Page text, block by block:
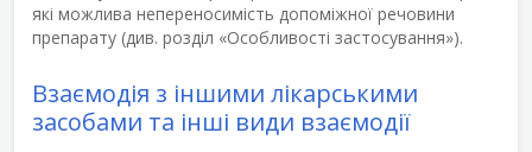
які можлива непереносимість допоміжної речовини
препарату (див. розділ «Особливості застосування»).
Взаємодія з іншими лікарськими
засобами та інші види взаємодії